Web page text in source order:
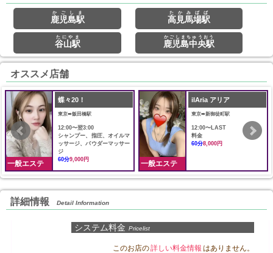
鹿児島駅
かごしま
高見馬場駅
たかみばば
谷山駅
たにやま
鹿児島中央駅
かごしまちゅうおう
オススメ店舗
一般エステ
蝶々20！
東京➠飯田橋駅
12:00〜翌3:00
シャンプー、指圧、オイルマ
ッサージ、パウダーマッサー
ジ
60分9,000円 一般エステ
ilAria アリア
東京➠新御徒町駅
12:00〜LAST
料金
60分8,000円
詳細情報 Detail Information
システム料金 Pricelist
このお店の詳しい料金情報 はありません。